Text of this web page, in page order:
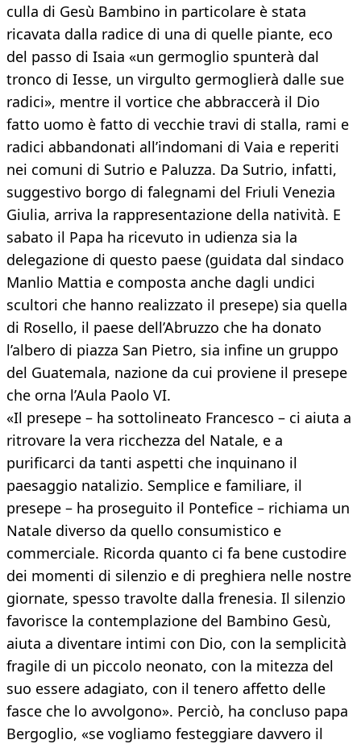
culla di Gesù Bambino in particolare è stata
ricavata dalla radice di una di quelle piante, eco
del passo di Isaia «un germoglio spunterà dal
tronco di Iesse, un virgulto germoglierà dalle sue
radici», mentre il vortice che abbraccerà il Dio
fatto uomo è fatto di vecchie travi di stalla, rami e
radici abbandonati all’indomani di Vaia e reperiti
nei comuni di Sutrio e Paluzza. Da Sutrio, infatti,
suggestivo borgo di falegnami del Friuli Venezia
Giulia, arriva la rappresentazione della natività. E
sabato il Papa ha ricevuto in udienza sia la
delegazione di questo paese (guidata dal sindaco
Manlio Mattia e composta anche dagli undici
scultori che hanno realizzato il presepe) sia quella
di Rosello, il paese dell’Abruzzo che ha donato
l’albero di piazza San Pietro, sia infine un gruppo
del Guatemala, nazione da cui proviene il presepe
che orna l’Aula Paolo VI.
«Il presepe – ha sottolineato Francesco – ci aiuta a
ritrovare la vera ricchezza del Natale, e a
purificarci da tanti aspetti che inquinano il
paesaggio natalizio. Semplice e familiare, il
presepe – ha proseguito il Pontefice – richiama un
Natale diverso da quello consumistico e
commerciale. Ricorda quanto ci fa bene custodire
dei momenti di silenzio e di preghiera nelle nostre
giornate, spesso travolte dalla frenesia. Il silenzio
favorisce la contemplazione del Bambino Gesù,
aiuta a diventare intimi con Dio, con la semplicità
fragile di un piccolo neonato, con la mitezza del
suo essere adagiato, con il tenero affetto delle
fasce che lo avvolgono». Perciò, ha concluso papa
Bergoglio, «se vogliamo festeggiare davvero il